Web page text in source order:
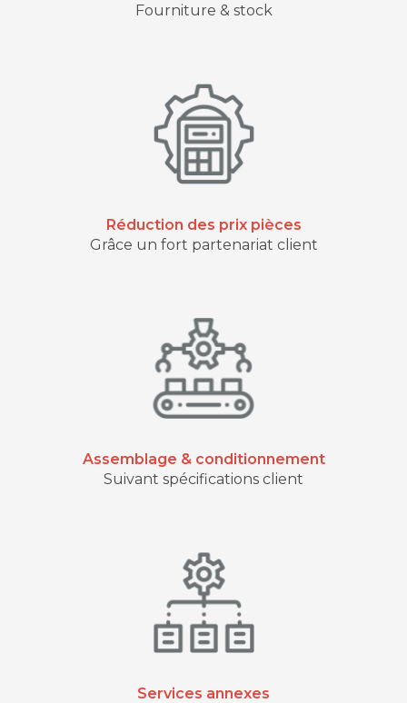
Fourniture & stock
Réduction des prix pièces
Grâce un fort partenariat client
Assemblage & conditionnement
Suivant spécifications client
Services annexes